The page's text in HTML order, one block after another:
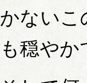
かないこ
も穏や